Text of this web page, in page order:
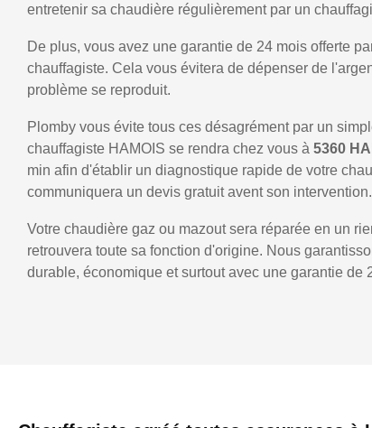
entretenir sa chaudière régulièrement par un
De plus, vous avez une garantie de 24 mois offerte
chauffagiste. Cela vous évitera de dépenser de
problème se reproduit.
Plomby vous évite tous ces désagrément par un
chauffagiste HAMOIS se rendra chez vous à 5360
min afin d'établir un diagnostique rapide de votre
communiquera un devis gratuit avent son intervention.
Votre chaudière gaz ou mazout sera réparée en un
retrouvera toute sa fonction d'origine. Nous
durable, économique et surtout avec une garantie de